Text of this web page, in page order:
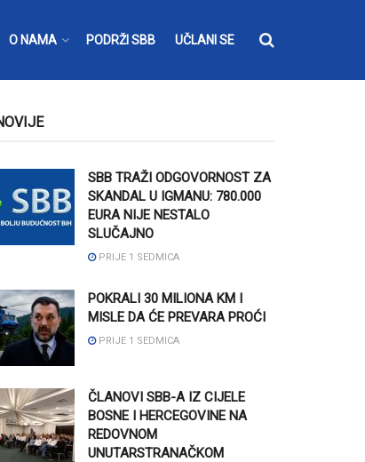
O NAMA PODRŽI SBB UČLANI SE
SBB TRAŽI ODGOVORNOST ZA
SKANDAL U IGMANU: 780.000
EURA NIJE NESTALO
SLUČAJNO
PRIJE 1 SEDMICA
POKRALI 30 MILIONA KM I
MISLE DA ĆE PREVARA PROĆI
PRIJE 1 SEDMICA
ČLANOVI SBB-A IZ CIJELE
BOSNE I HERCEGOVINE NA
REDOVNOM
UNUTARSTRANAČKOM